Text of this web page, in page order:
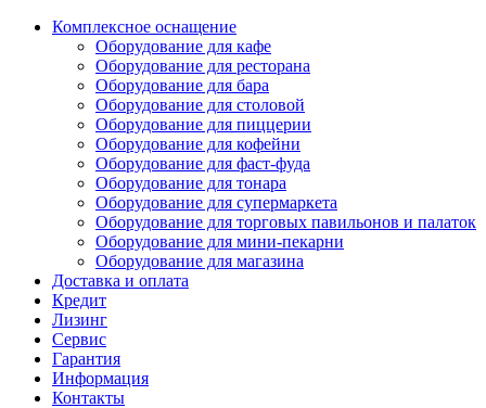
Комплексное оснащение
Оборудование для кафе
Оборудование для ресторана
Оборудование для бара
Оборудование для столовой
Оборудование для пиццерии
Оборудование для кофейни
Оборудование для фаст-фуда
Оборудование для тонара
Оборудование для супермаркета
Оборудование для торговых павильонов и палаток
Оборудование для мини-пекарни
Оборудование для магазина
Доставка и оплата
Кредит
Лизинг
Сервис
Гарантия
Информация
Контакты